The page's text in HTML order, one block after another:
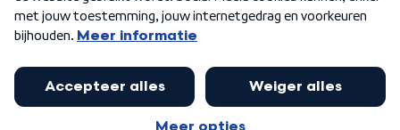
Algemene voorwaarden Privacybeleid